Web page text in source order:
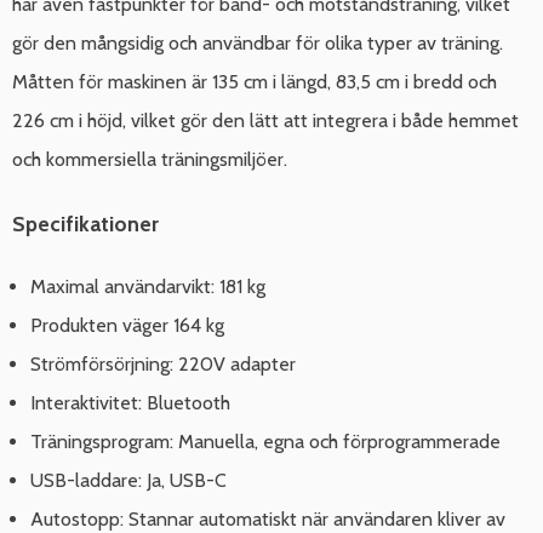
gör den mångsidig och användbar för olika typer av träning.
Måtten för maskinen är 135 cm i längd, 83,5 cm i bredd och
226 cm i höjd, vilket gör den lätt att integrera i både hemmet
och kommersiella träningsmiljöer.
Specifikationer
Maximal användarvikt: 181 kg
Produkten väger 164 kg
Strömförsörjning: 220V adapter
Interaktivitet: Bluetooth
Träningsprogram: Manuella, egna och förprogrammerade
USB-laddare: Ja, USB-C
Autostopp: Stannar automatiskt när användaren kliver av